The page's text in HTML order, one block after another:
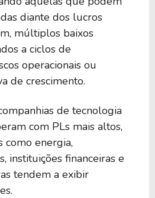
diante dos lucros
múltiplos baixos
a ciclos de
operacionais ou
de crescimento.
de tecnologia
com PLs mais altos,
como energia,
instituições financeiras e
tendem a exibir